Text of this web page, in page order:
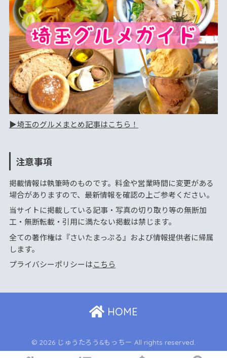
▶︎埼玉のグルメまとめ記事はこちら！
注意事項
掲載情報は執筆時のものです。料金や営業時間に変更がある
場合がありますので、最新情報を確認の上ご参考ください。
当サイトに掲載している記事・写真の切り取り等の無断加
工・無断転載・引用に満たない掲載は禁じます。
全ての著作権は『さいたまっぷる』および情報提供者に帰属
します。
プライバシーポリシーはこちら
HOME
© 2026 じゅうたろう&もっちー All rights reserved.